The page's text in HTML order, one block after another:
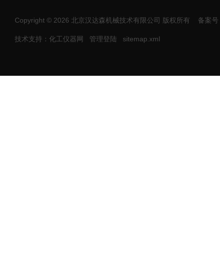
Copyright © 2026 北京汉达森机械技术有限公司 版权所有 备案
技术支持：化工仪器网 管理登陆 sitemap.xml